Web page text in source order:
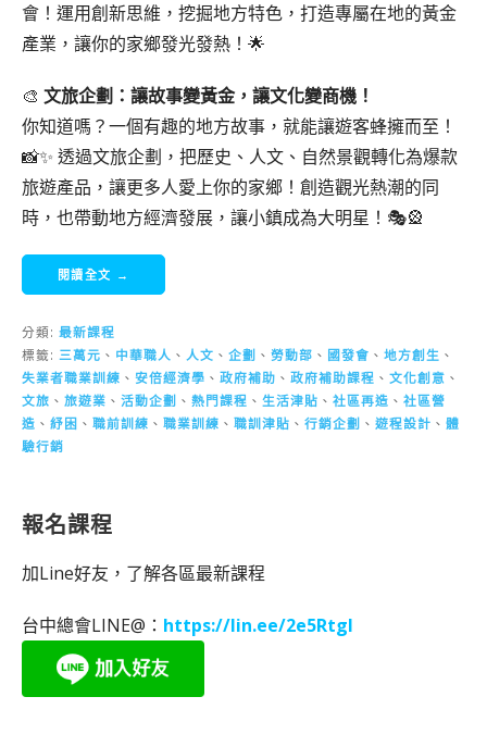
會！運用創新思維，挖掘地方特色，打造專屬在地的黃金
產業，讓你的家鄉發光發熱！🌟
🎨 文旅企劃：讓故事變黃金，讓文化變商機！
你知道嗎？一個有趣的地方故事，就能讓遊客蜂擁而至！
📸✨ 透過文旅企劃，把歷史、人文、自然景觀轉化為爆款
旅遊產品，讓更多人愛上你的家鄉！創造觀光熱潮的同
時，也帶動地方經濟發展，讓小鎮成為大明星！🎭🎡
閱讀全文 →
分類: 最新課程
標籤: 三萬元 、 中華職人 、 人文 、 企劃 、 勞動部 、 國發會 、 地方創生 、
失業者職業訓練 、 安倍經濟學 、 政府補助 、 政府補助課程 、 文化創意 、
文旅 、 旅遊業 、 活動企劃 、 熱門課程 、 生活津貼 、 社區再造 、 社區營
造 、 紓困 、 職前訓練 、 職業訓練 、 職訓津貼 、 行銷企劃 、 遊程設計 、 體
驗行銷
報名課程
加Line好友，了解各區最新課程
台中總會LINE@： https://lin.ee/2e5RtgI